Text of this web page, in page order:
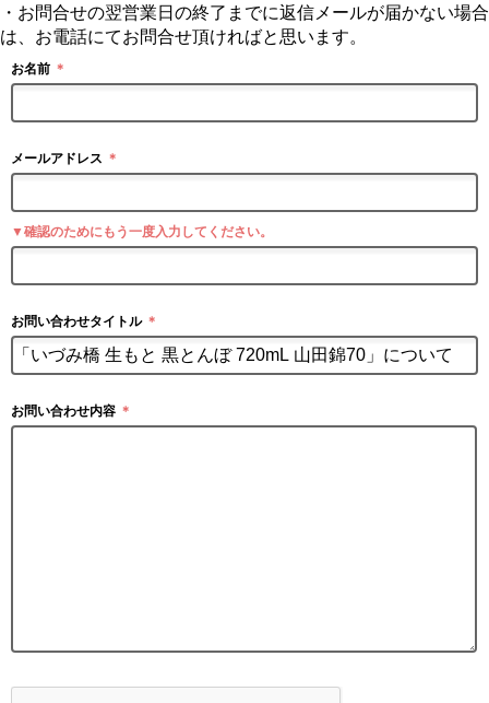
・お問合せの翌営業日の終了までに返信メールが届かない場合
は、お電話にてお問合せ頂ければと思います。
お名前 ＊
メールアドレス ＊
▼確認のためにもう一度入力してください。
お問い合わせタイトル ＊
お問い合わせ内容 ＊